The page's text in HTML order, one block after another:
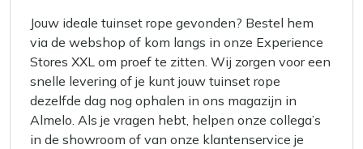
Jouw ideale tuinset rope gevonden? Bestel hem
via de webshop of kom langs in onze Experience
Stores XXL om proef te zitten. Wij zorgen voor een
snelle levering of je kunt jouw tuinset rope
dezelfde dag nog ophalen in ons magazijn in
Almelo. Als je vragen hebt, helpen onze collega’s
in de showroom of van onze klantenservice je